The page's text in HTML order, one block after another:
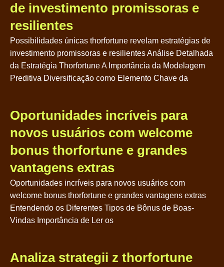
de investimento promissoras e
resilientes
Possibilidades únicas thorfortune revelam estratégias de
investimento promissoras e resilientes Análise Detalhada
da Estratégia Thorfortune A Importância da Modelagem
Preditiva Diversificação como Elemento Chave da
Oportunidades incríveis para
novos usuários com welcome
bonus thorfortune e grandes
vantagens extras
Oportunidades incríveis para novos usuários com
welcome bonus thorfortune e grandes vantagens extras
Entendendo os Diferentes Tipos de Bônus de Boas-
Vindas Importância de Ler os
Analiza strategii z thorfortune